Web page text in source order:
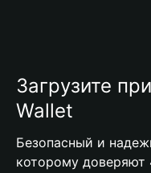
Загрузите
Wallet
Безопасный и
которому доверяют